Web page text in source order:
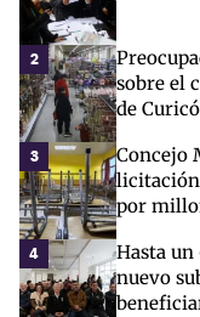
2
sobre el
de Curicó
3
Concejo
licitación
por
4
Hasta
nuevo